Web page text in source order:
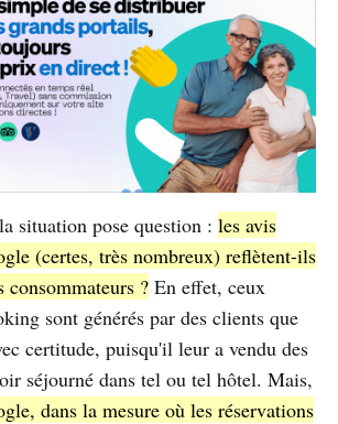
situation pose question : les avis
(certes, très nombreux) reflètent-ils
consommateurs ? En effet, ceux
sont générés par des clients que
certitude, puisqu'il leur a vendu des
séjourné dans tel ou tel hôtel. Mais,
dans la mesure où les réservations